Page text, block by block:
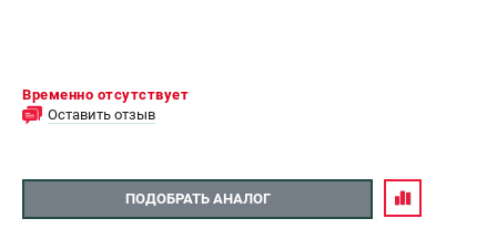
Временно отсутствует
Оставить отзыв
ПОДОБРАТЬ АНАЛОГ